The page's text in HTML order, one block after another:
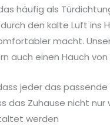
häufig als
den kalte Luft ins
macht.
auch einen Hauch von
jeder das
Zuhause nicht
werden